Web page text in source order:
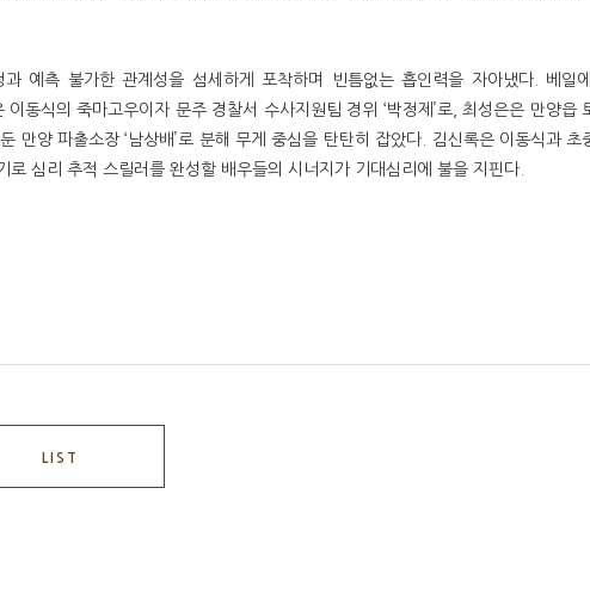
예측 불가한 관계성을 섬세하게 포착하며 빈틈없는 흡인력을 자아냈다. 베일
동식의 죽마고우이자 문주 경찰서 수사지원팀 경위 ‘박정제’로, 최성은은 만양읍
만양 파출소장 ‘남상배’로 분해 무게 중심을 탄탄히 잡았다. 김신록은 이동식과 초
심리 추적 스릴러를 완성할 배우들의 시너지가 기대심리에 불을 지핀다.
LIST